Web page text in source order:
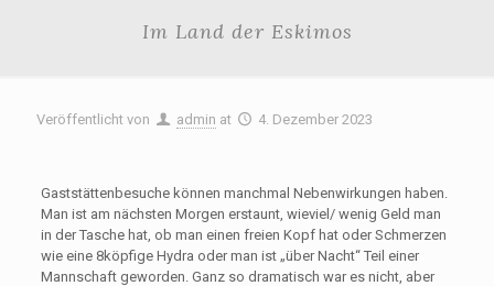
Im Land der Eskimos
Veröffentlicht von admin at 4. Dezember 2023
Gaststättenbesuche können manchmal Nebenwirkungen haben.
Man ist am nächsten Morgen erstaunt, wieviel/ wenig Geld man
in der Tasche hat, ob man einen freien Kopf hat oder Schmerzen
wie eine 8köpfige Hydra oder man ist „über Nacht“ Teil einer
Mannschaft geworden. Ganz so dramatisch war es nicht, aber